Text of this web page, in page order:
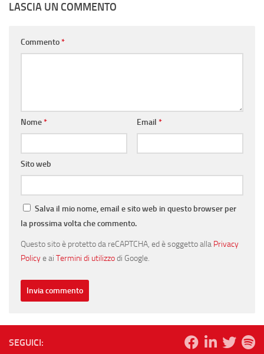
LASCIA UN COMMENTO
Commento*
Nome* Email *
Sito web
Salva il mio nome, email e sito web in questo browser per
la prossima volta che commento.
Questo sito è protetto da reCAPTCHA, ed è soggetto alla Privacy
Policye ai Termini di utilizzodi Google.
SEGUICI: